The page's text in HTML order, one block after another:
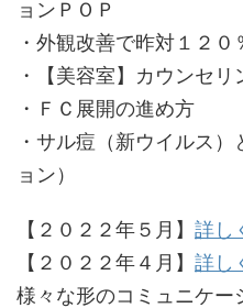
ョンＰＯＰ
・外観改善で昨対１２０
・【美容室】カウンセ
・ＦＣ展開の進め方
・サル痘（新ウイルス
ョン）
【２０２２年５月】 詳し
【２０２２年４月】 詳し
様々な形のコミュニケ